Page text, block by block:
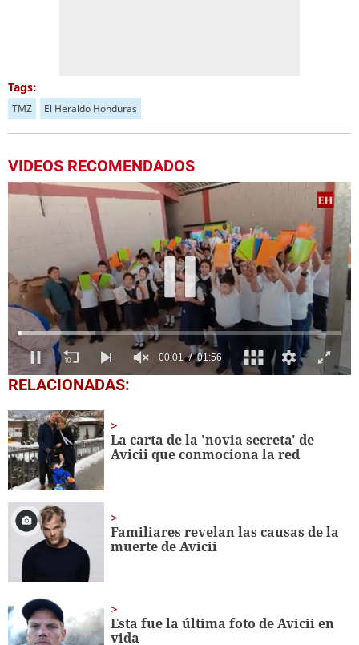
Tags:
TMZ El Heraldo Honduras
VIDEOS RECOMENDADOS
0
seconds
1
minute,
56
seconds
RELACIONADAS:
La carta de la 'novia secreta' de
Avicii que conmociona la red
Familiares revelan las causas de la
muerte de Avicii
Esta fue la última foto de Avicii en
vida